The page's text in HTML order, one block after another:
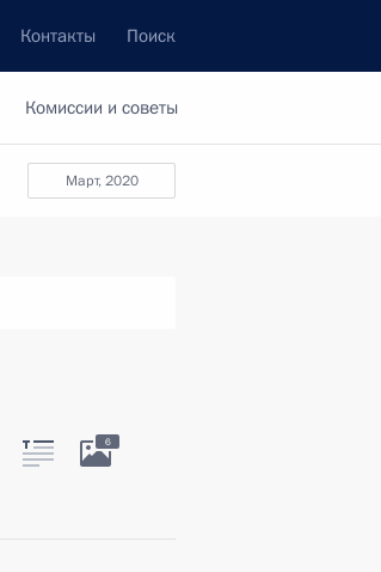
Контакты Поиск
Комиссии и советы
март, 2020
6